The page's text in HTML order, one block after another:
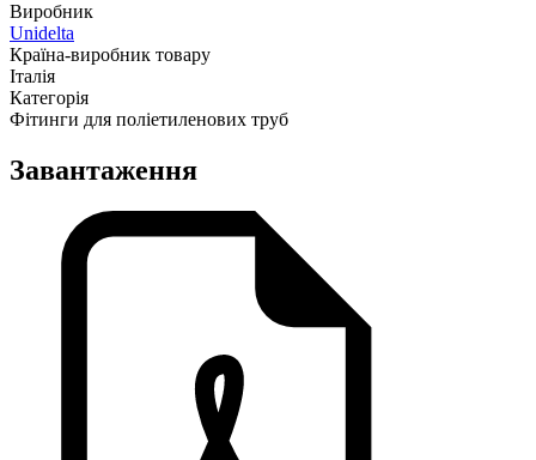
Виробник
Unidelta
Країна-виробник товару
Італія
Категорія
Фітинги для поліетиленових труб
Завантаження